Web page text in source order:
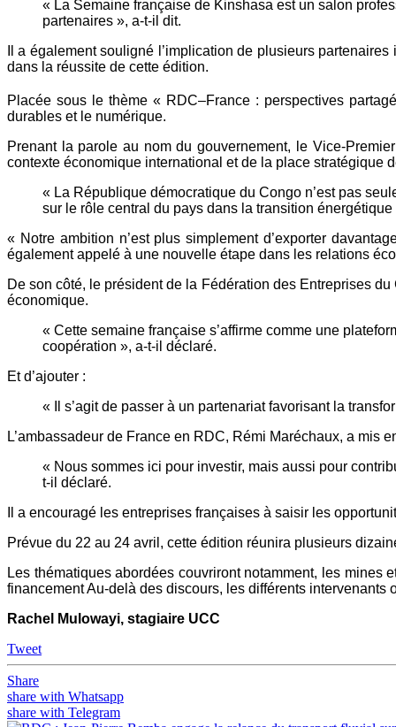
« La Semaine française de Kinshasa est un salon
partenaires », a-t-il dit.
Il a également souligné l’implication de plusieurs
dans la réussite de cette édition.
Placée sous le thème « RDC–France : perspectives
durables et le numérique.
Prenant la parole au nom du gouvernement, le Vice-
contexte économique international et de la place stratégique
« La République démocratique du Congo n’est pas
sur le rôle central du pays dans la transition
« Notre ambition n’est plus simplement d’exporter
également appelé à une nouvelle étape dans les relations
De son côté, le président de la Fédération des Entreprises
économique.
« Cette semaine française s’affirme comme une
coopération », a-t-il déclaré.
Et d’ajouter :
« Il s’agit de passer à un partenariat favorisant la
L’ambassadeur de France en RDC, Rémi Maréchaux, a mis
« Nous sommes ici pour investir, mais aussi pour
t-il déclaré.
Il a encouragé les entreprises françaises à saisir les
Prévue du 22 au 24 avril, cette édition réunira plusieurs
Les thématiques abordées couvriront notamment, les mines
financement Au-delà des discours, les différents
Rachel Mulowayi, stagiaire UCC
Tweet
Share
share with Whatsapp
share with Telegram